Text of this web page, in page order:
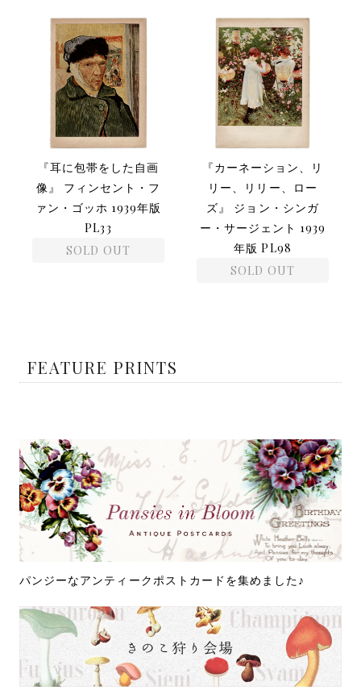
『耳に包帯をした自画
像』 フィンセント・フ
ァン・ゴッホ 1939年版
PL33
SOLD OUT
『カーネーション、リ
リー、リリー、ロー
ズ』 ジョン・シンガ
ー・サージェント 1939
年版 PL98
SOLD OUT
FEATURE PRINTS
パンジーなアンティークポストカードを集めました♪